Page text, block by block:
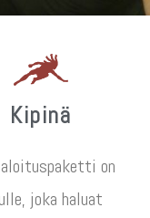
Kipinä
on
joka haluat